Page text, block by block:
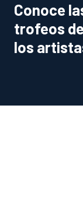
Conoce
trofeos
los